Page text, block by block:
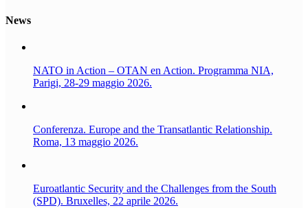
News
NATO in Action – OTAN en Action. Programma NIA,
Parigi, 28-29 maggio 2026.
Conferenza. Europe and the Transatlantic Relationship.
Roma, 13 maggio 2026.
Euroatlantic Security and the Challenges from the South
(SPD). Bruxelles, 22 aprile 2026.